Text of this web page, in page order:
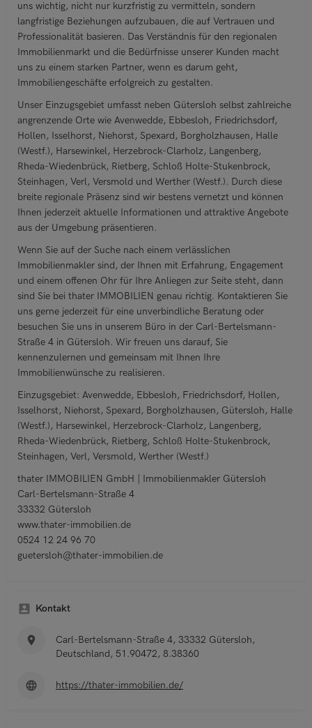
uns wichtig, nicht nur kurzfristig zu vermitteln, sondern
langfristige Beziehungen aufzubauen, die auf Vertrauen und
Professionalität basieren. Das Verständnis für den regionalen
Immobilienmarkt und die Bedürfnisse unserer Kunden macht
uns zu einem starken Partner, wenn es darum geht,
Immobiliengeschäfte erfolgreich zu gestalten.
Unser Einzugsgebiet umfasst neben Gütersloh selbst zahlreiche
angrenzende Orte wie Avenwedde, Ebbesloh, Friedrichsdorf,
Hollen, Isselhorst, Niehorst, Spexard, Borgholzhausen, Halle
(Westf.), Harsewinkel, Herzebrock-Clarholz, Langenberg,
Rheda-Wiedenbrück, Rietberg, Schloß Holte-Stukenbrock,
Steinhagen, Verl, Versmold und Werther (Westf.). Durch diese
breite regionale Präsenz sind wir bestens vernetzt und können
Ihnen jederzeit aktuelle Informationen und attraktive Angebote
aus der Umgebung präsentieren.
Wenn Sie auf der Suche nach einem verlässlichen
Immobilienmakler sind, der Ihnen mit Erfahrung, Engagement
und einem offenen Ohr für Ihre Anliegen zur Seite steht, dann
sind Sie bei thater IMMOBILIEN genau richtig. Kontaktieren Sie
uns gerne jederzeit für eine unverbindliche Beratung oder
besuchen Sie uns in unserem Büro in der Carl-Bertelsmann-
Straße 4 in Gütersloh. Wir freuen uns darauf, Sie
kennenzulernen und gemeinsam mit Ihnen Ihre
Immobilienwünsche zu realisieren.
Einzugsgebiet: Avenwedde, Ebbesloh, Friedrichsdorf, Hollen,
Isselhorst, Niehorst, Spexard, Borgholzhausen, Gütersloh, Halle
(Westf.), Harsewinkel, Herzebrock-Clarholz, Langenberg,
Rheda-Wiedenbrück, Rietberg, Schloß Holte-Stukenbrock,
Steinhagen, Verl, Versmold, Werther (Westf.)
thater IMMOBILIEN GmbH | Immobilienmakler Gütersloh
Carl-Bertelsmann-Straße 4
33332 Gütersloh
www.thater-immobilien.de
0524 12 24 96 70
guetersloh@thater-immobilien.de
Kontakt
Carl-Bertelsmann-Straße 4, 33332 Gütersloh,
Deutschland, 51.90472, 8.38360
https://thater-immobilien.de/